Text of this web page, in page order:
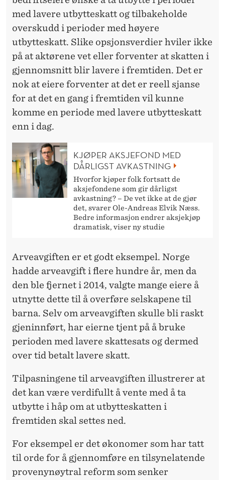
med lavere utbytteskatt og tilbakeholde
overskudd i perioder med høyere
utbytteskatt. Slike opsjonsverdier hviler ikke
på at aktørene vet eller forventer at skatten i
gjennomsnitt blir lavere i fremtiden. Det er
nok at eiere forventer at det er reell sjanse
for at det en gang i fremtiden vil kunne
komme en periode med lavere utbytteskatt
enn i dag.
KJØPER AKSJEFOND MED
DÅRLIGST AVKASTNING
Hvorfor kjøper folk fortsatt de
aksjefondene som gir dårligst
avkastning? – De vet ikke at de gjør
det, svarer Ole-Andreas Elvik Næss.
Bedre informasjon endrer aksjekjøp
dramatisk, viser ny studie
Arveavgiften er et godt eksempel. Norge
hadde arveavgift i flere hundre år, men da
den ble fjernet i 2014, valgte mange eiere å
utnytte dette til å overføre selskapene til
barna. Selv om arveavgiften skulle bli raskt
gjeninnført, har eierne tjent på å bruke
perioden med lavere skattesats og dermed
over tid betalt lavere skatt.
Tilpasningene til arveavgiften illustrerer at
det kan være verdifullt å vente med å ta
utbytte i håp om at utbytteskatten i
fremtiden skal settes ned.
For eksempel er det økonomer som har tatt
til orde for å gjennomføre en tilsynelatende
provenynøytral reform som senker